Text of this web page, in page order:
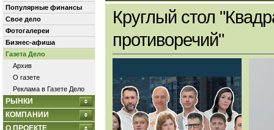
Популярные финансы
Свое дело
Фотогалереи
Бизнес-афиша
Газета Дело
Архив
О газете
Реклама в Газете Дело
РЫНКИ
КОМПАНИИ
О ПРОЕКТЕ
Круглый стол
противоречий"